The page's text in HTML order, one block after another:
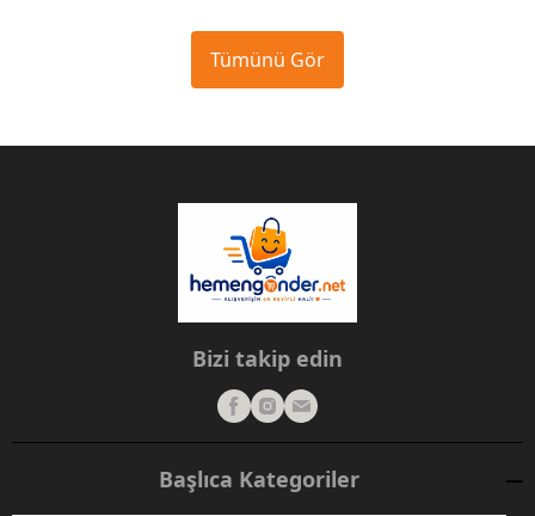
Tümünü Gör
Bizi takip edin
Başlıca Kategoriler